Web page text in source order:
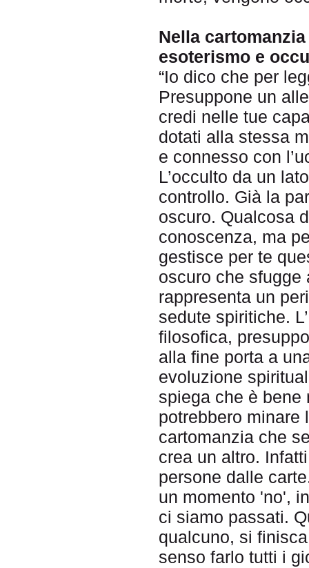
Nella
esoterismo e
“Io dico che per
Presuppone un
credi nelle tue
dotati alla stessa
e connesso con
L’occulto da un
controllo. Già la
oscuro. Qualcosa
conoscenza, ma
gestisce per te
oscuro che sfugge
rappresenta un
sedute spiritiche.
filosofica,
alla fine porta a
evoluzione
spiega che è bene
potrebbero minare
cartomanzia che
crea un altro.
persone dalle
un momento 'no',
ci siamo passati.
qualcuno, si
senso farlo tutti i